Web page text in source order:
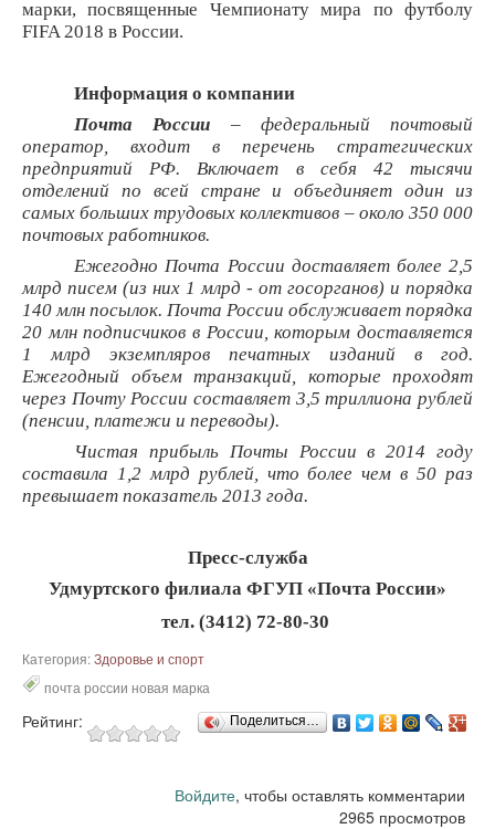
марки, посвященные Чемпионату мира по футболу
FIFA 2018 в России.
Информация о компании
Почта России – федеральный почтовый
оператор, входит в перечень стратегических
предприятий РФ. Включает в себя 42 тысячи
отделений по всей стране и объединяет один из
самых больших трудовых коллективов – около 350 000
почтовых работников.
Ежегодно Почта России доставляет более 2,5
млрд писем (из них 1 млрд - от госорганов) и порядка
140 млн посылок. Почта России обслуживает порядка
20 млн подписчиков в России, которым доставляется
1 млрд экземпляров печатных изданий в год.
Ежегодный объем транзакций, которые проходят
через Почту России составляет 3,5 триллиона рублей
(пенсии, платежи и переводы).
Чистая прибыль Почты России в 2014 году
составила 1,2 млрд рублей, что более чем в 50 раз
превышает показатель 2013 года.
Пресс-служба
Удмуртского филиала ФГУП «Почта России»
тел. (3412) 72-80-30
Категория:Здоровье и спорт
почта россии новая марка
Рейтинг: Поделиться…
Войдите, чтобы оставлять комментарии
2965 просмотров